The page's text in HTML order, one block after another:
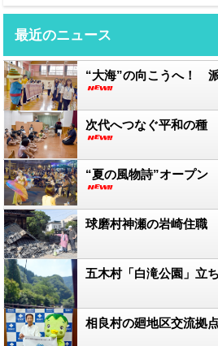
最近のニュース
“大海”の向こうへ！ 派遣前に教
次代へつなぐ平和の種 週間活
“夏の風物詩”オープン あ
球磨村神瀬の岩崎住職 災害経験生か
五木村「白滝公園」立ち入り
相良村の廻地区交流拠点施設